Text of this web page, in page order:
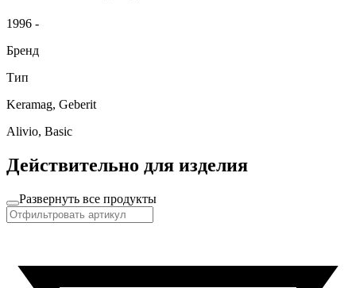
1996 -
Бренд
Тип
Keramag, Geberit
Alivio, Basic
Действительно для изделия
Развернуть все продукты